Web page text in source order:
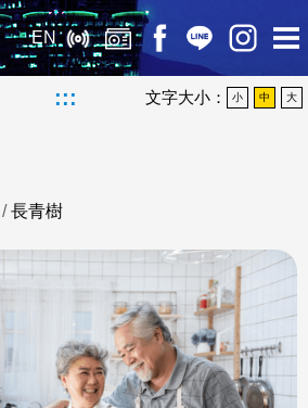
EN
::: 文字大小： 小 中 大
/長青樹